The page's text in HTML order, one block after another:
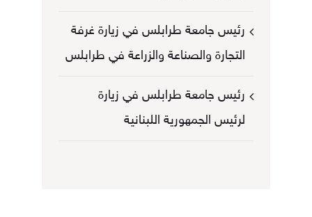
رئيس جامعة طرابلس في زيارة غرفة
التجارة والصناعة والزراعة في طرابلس
رئيس جامعة طرابلس في زيارة
لرئيس الجمهورية اللبنانية